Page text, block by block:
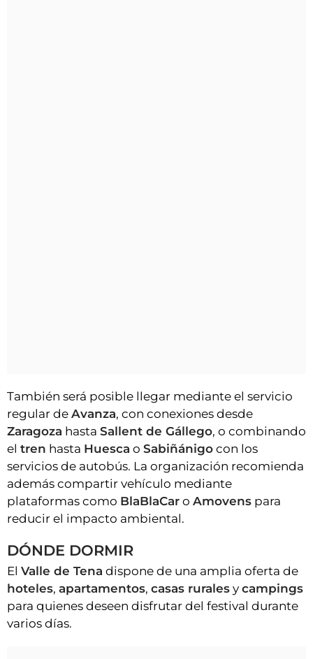
También será posible llegar mediante el servicio
regular de Avanza, con conexiones desde
Zaragoza hasta Sallent de Gállego, o combinando
el tren hasta Huesca o Sabiñánigo con los
servicios de autobús. La organización recomienda
además compartir vehículo mediante
plataformas como BlaBlaCar o Amovens para
reducir el impacto ambiental.
DÓNDE DORMIR
El Valle de Tena dispone de una amplia oferta de
hoteles, apartamentos, casas rurales y campings
para quienes deseen disfrutar del festival durante
varios días.